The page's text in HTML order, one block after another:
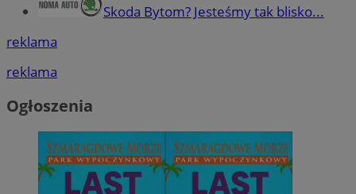
Skoda Bytom? Jesteśmy tak blisko...
reklama
reklama
Ogłoszenia